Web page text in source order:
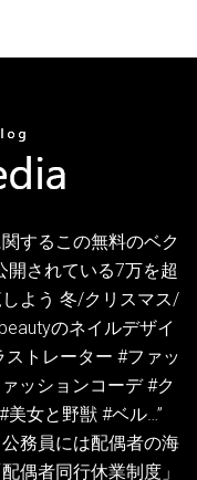
するこの無料のベク
開されている7万を超
よう 冬/クリスマス/
のネイルデザイ
トレーター #ファッ
ッションコーデ #ク
女と野獣 #ベル…”
務員には配偶者の海
偶者同行休業制度」